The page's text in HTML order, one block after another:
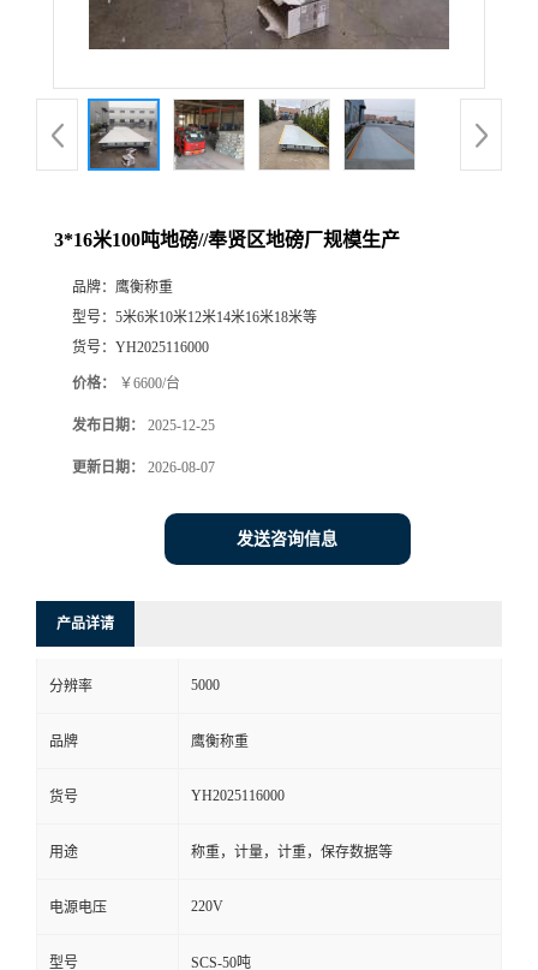
3*16米100吨地磅//奉贤区地磅厂规模生产
品牌： 鹰衡称重
型号： 5米6米10米12米14米16米18米等
货号： YH2025116000
价格： ￥6600/台
发布日期： 2025-12-25
更新日期： 2026-08-07
发送咨询信息
产品详请
分辨率 5000
品牌 鹰衡称重
货号 YH2025116000
用途 称重，计量，计重，保存数据等
电源电压 220V
型号 SCS-50吨